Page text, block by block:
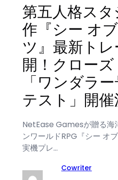
第五人格ス
作『シー オ
ツ』最新ト
開！クロー
「ワンダラ
テスト」開催
NetEase Gamesが贈る海
ンワールドRPG『シー オ
実機プレ…
Cowriter